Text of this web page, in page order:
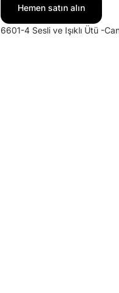
Hemen satın alın
6601-4 Sesli ve Işıklı Ütü -